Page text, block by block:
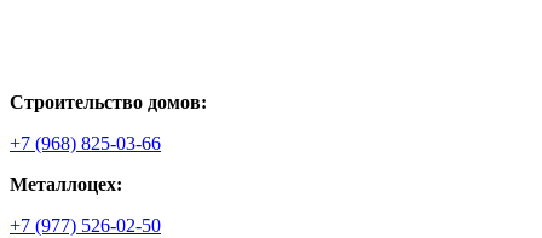
Строительство домов:
+7 (968) 825-03-66
Металлоцех:
+7 (977) 526-02-50